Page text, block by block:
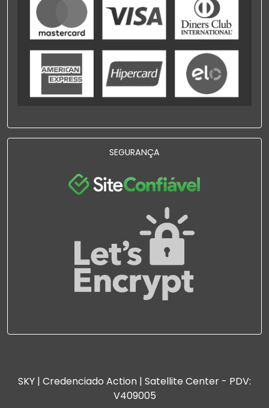
SEGURANÇA
SKY | Credenciado Action | Satellite Center - PDV:
V409005